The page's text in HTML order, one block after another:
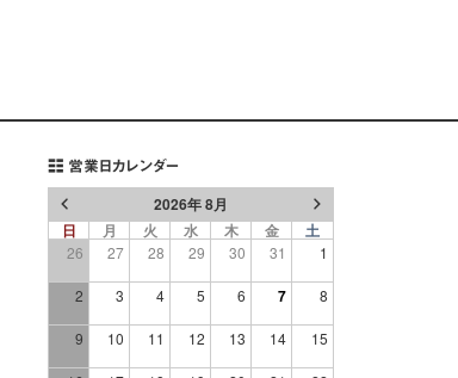
営業日カレンダー
2026年 8月
日
月 火 水 木 金 土
26 27 28 29 30 31 1
2 3 4 5 6 7 8
9 10 11 12 13 14 15